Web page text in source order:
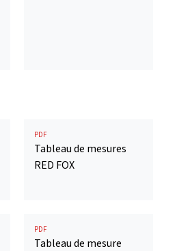
PDF
Tableau de mesures
RED FOX
PDF
Tableau de mesure